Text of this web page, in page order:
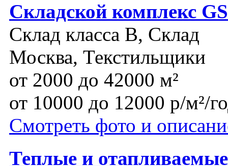
Складской комплекс
Склад класса B, Склад
Москва, Текстильщики
от 2000 до 42000 м²
от 10000 до 12000 р/м²/
Смотреть фото и
Теплые и